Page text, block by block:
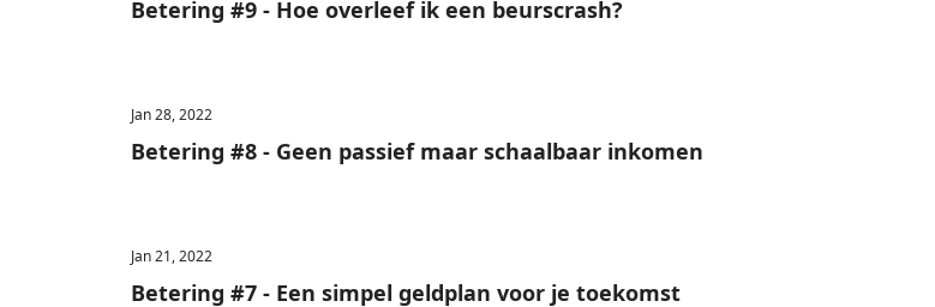
Betering #9 - Hoe overleef ik een beurscrash?
Jan 28, 2022
Betering #8 - Geen passief maar schaalbaar inkomen
Jan 21, 2022
Betering #7 - Een simpel geldplan voor je toekomst